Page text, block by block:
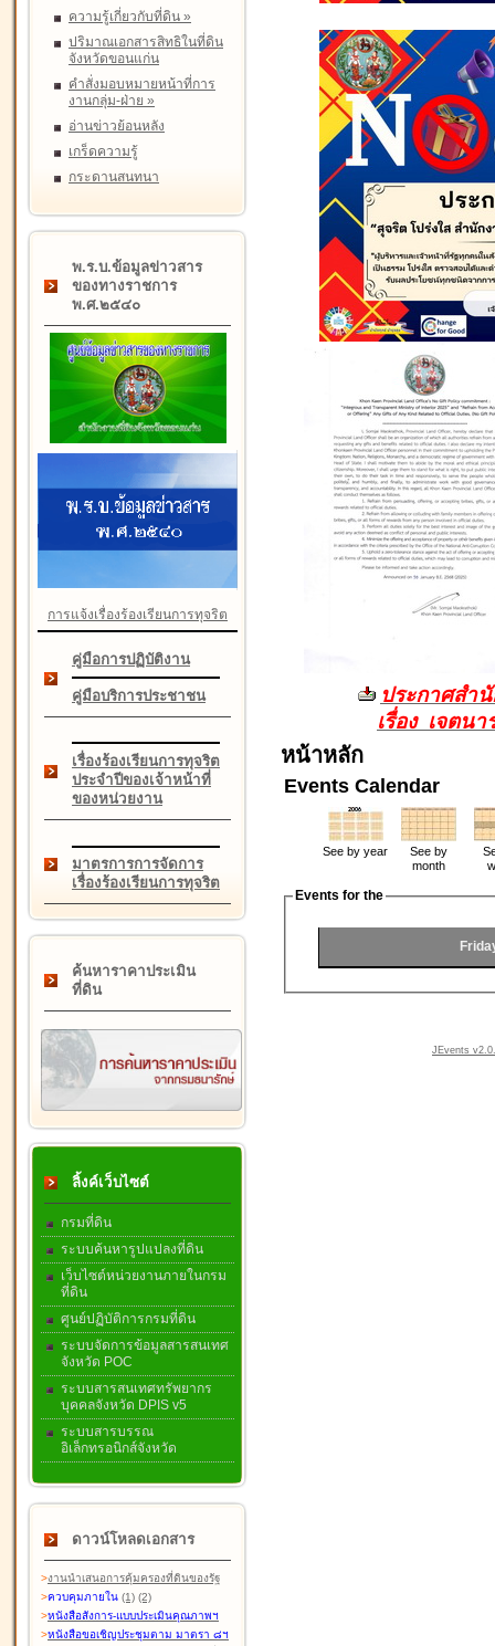
ความรู้เกี่ยวกับที่ดิน »
ปริมาณเอกสารสิทธิในที่ดิน
จังหวัดขอนแก่น
คำสั่งมอบหมายหน้าที่การ
งานกลุ่ม-ฝ่าย »
อ่านข่าวย้อนหลัง
เกร็ดความรู้
กระดานสนทนา
พ.ร.บ.ข้อมูลข่าวสาร
ของทางราชการ
พ.ศ.๒๕๔๐
การแจ้งเรื่องร้องเรียนการทุจริต
คู่มือการปฏิบัติงาน
คู่มือบริการประชาชน
เรื่องร้องเรียนการทุจริต
ประจำปีของเจ้าหน้าที่
ของหน่วยงาน
มาตรการการจัดการ
เรื่องร้องเรียนการทุจริต
ค้นหาราคาประเมิน
ที่ดิน
ลิ้งค์เว็บไซต์
กรมที่ดิน
ระบบค้นหารูปแปลงที่ดิน
เว็บไซต์หน่วยงานภายในกรม
ที่ดิน
ศูนย์ปฏิบัติการกรมที่ดิน
ระบบจัดการข้อมูลสารสนเทศ
จังหวัด POC
ระบบสารสนเทศทรัพยากร
บุคคลจังหวัด DPIS v5
ระบบสารบรรณ
อิเล็กทรอนิกส์จังหวัด
ดาวน์โหลดเอกสาร
>งานนำเสนอการคุ้มครองที่ดินของรัฐ
>ควบคุมภายใน (1) (2)
>หนังสือสังการ-แบบประเมินคุณภาพฯ
>หนังสือขอเชิญประชุมตาม มาตรา ๘ฯ
ประกาศสำ
เรื่อง เจตน
หน้าหลัก
Events Calendar
See by year
See by
month
Events for the
JEvents